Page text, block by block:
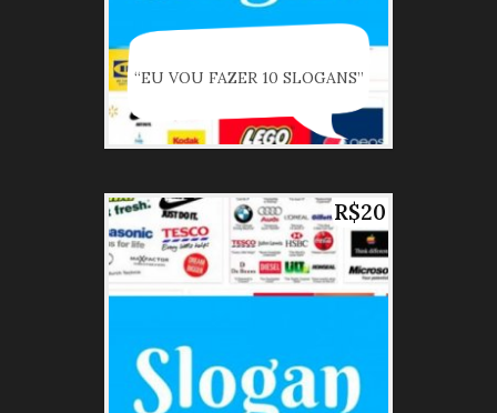
“EU VOU FAZER 10 SLOGANS”
R$20